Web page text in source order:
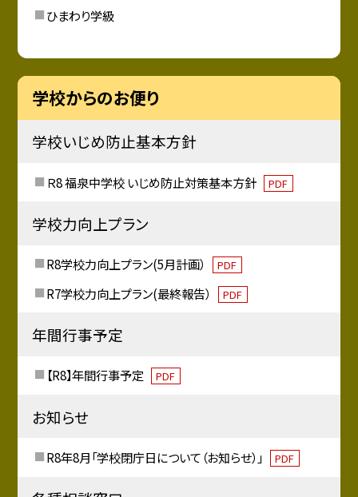
ひまわり学級
学校からのお便り
学校いじめ防止基本方針
Ｒ8 福泉中学校 いじめ防止対策基本方針 PDF
学校力向上プラン
R8学校力向上プラン(5月計画） PDF
R7学校力向上プラン(最終報告） PDF
年間行事予定
【R8】年間行事予定 PDF
お知らせ
R8年8月「学校閉庁日について（お知らせ）」 PDF